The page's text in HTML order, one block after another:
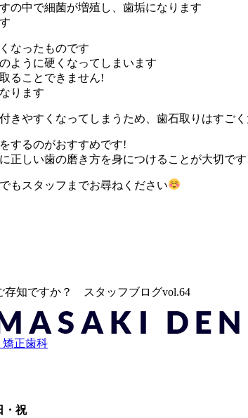
の中で細菌が増殖し、歯垢になります
なったものです
ように硬くなってしまいます
ることできません!
ります
きやすくなってしまうため、歯石取りはすご
するのがおすすめです!
正しい歯の磨き方を身につけることが大切で
もスタッフまでお尋ねください
存知ですか？ スタッフブログvol.64
正歯科
・祝